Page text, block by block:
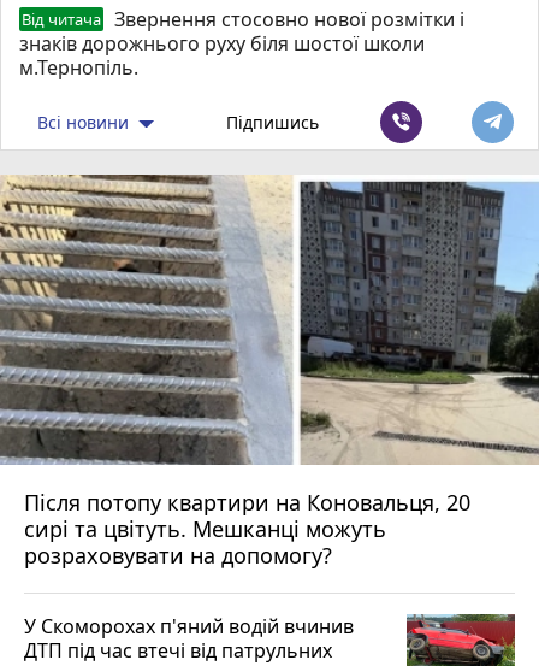
Від читача
Звернення стосовно нової розмітки і
знаків дорожнього руху біля шостої школи
м.Тернопіль.
Всі новини Підпишись
Після потопу квартири на Коновальця, 20
сирі та цвітуть. Мешканці можуть
розраховувати на допомогу?
У Скоморохах п'яний водій вчинив
ДТП під час втечі від патрульних